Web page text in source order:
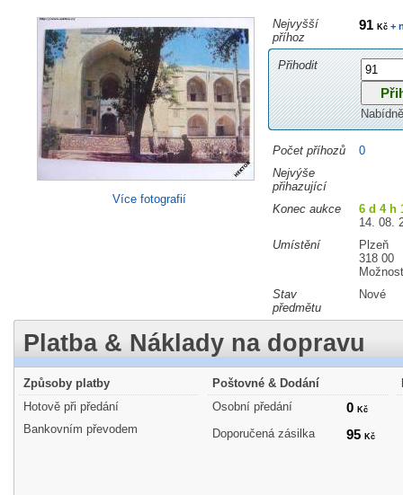
Více fotografií
Nejvyšší
příhoz
91 Kč+
Přihodit
Počet příhozů
0
Nejvýše
přihazující
Konec aukce
6 d 4 h
14. 08.
Umístění
Plzeň
318 00
Stav
předmětu
Nové
Platba & Náklady na dopravu
Způsoby platby
Hotově při předání
Bankovním převodem
Poštovné & Dodání
Osobní předání
0 Kč
Doporučená zásilka 95 Kč